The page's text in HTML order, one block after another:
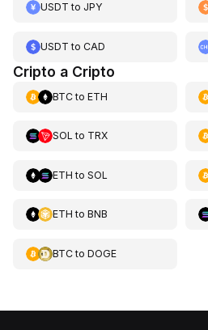
USDT to JPY
USDT to CAD
Cripto a Cripto
BTCto ETH
SOL to TRX
ETH to SOL
ETH to BNB
BTCto DOGE